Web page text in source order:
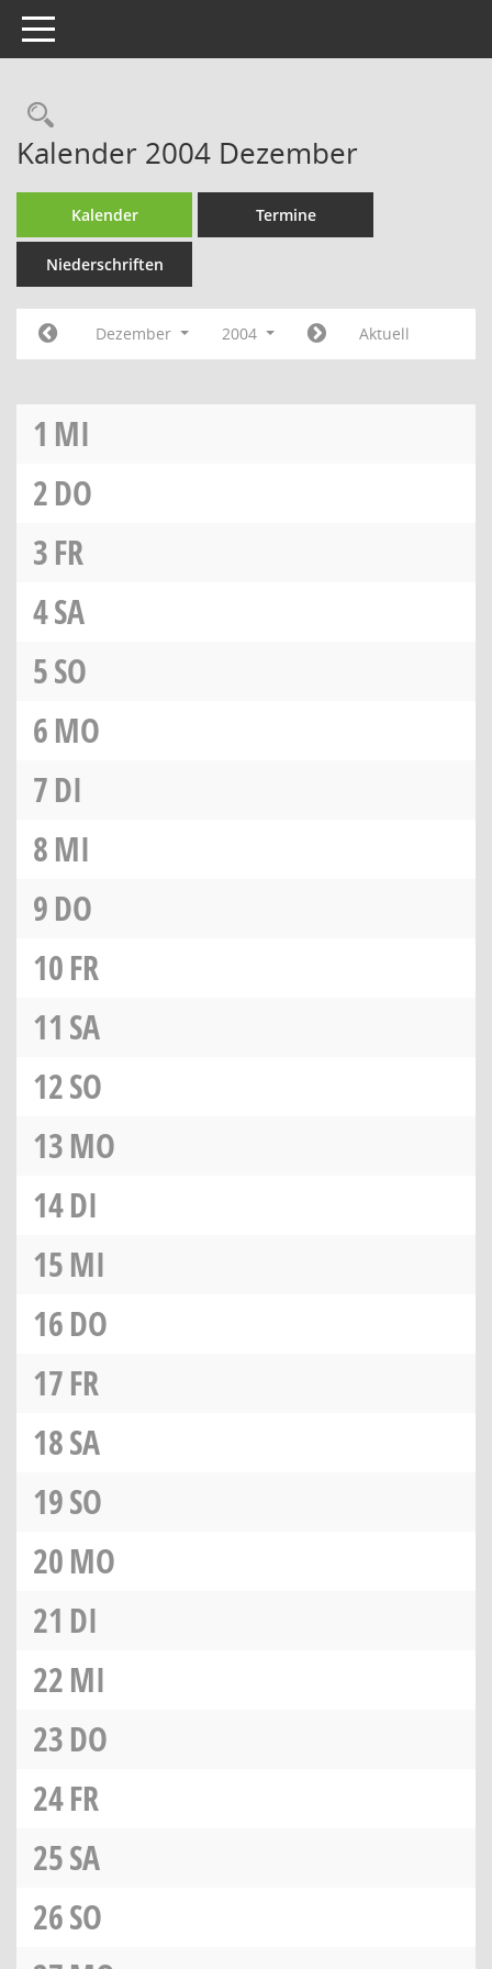
Toggle navigation
Rechercheauswahl
Kalender 2004 Dezember
Kalender Termine
Niederschriften
Dezember 2004 Aktuell
1 MI
2DO
3FR
4SA
5SO
6MO
7DI
8MI
9DO
10FR
11 SA
12SO
13MO
14DI
15MI
16DO
17FR
18SA
19SO
20MO
21 DI
22MI
23DO
24FR
25SA
26SO